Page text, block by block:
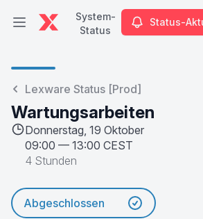
Hauptmenü öffnen
System-
Status
Status-
Lexware Status [Prod]
Wartungsarbeiten
Donnerstag, 19 Oktober
09:00 — 13:00 CEST
4 Stunden
Abgeschlossen